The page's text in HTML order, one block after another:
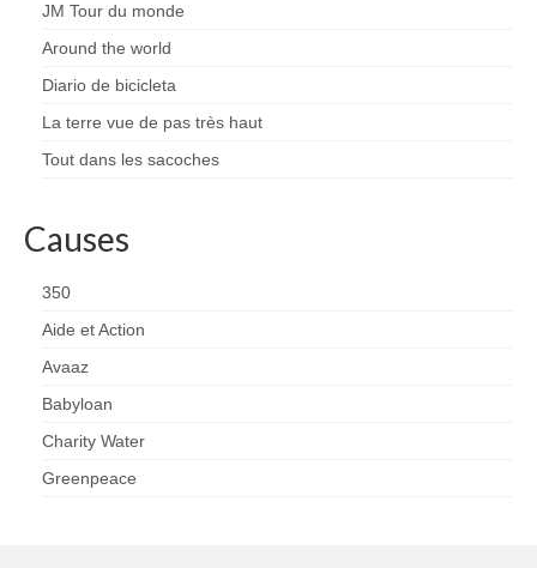
JM Tour du monde
Around the world
Diario de bicicleta
La terre vue de pas très haut
Tout dans les sacoches
Causes
350
Aide et Action
Avaaz
Babyloan
Charity Water
Greenpeace